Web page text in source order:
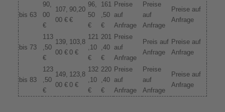
bis 63
90,
00
€
107,
00 €
90,20
€
96,
50
€
161
,50
€
Preise
auf
Anfrage
Preise
auf
Anfrage
Preise auf
Anfrage
bis 73
113
,50
€
139,
00 €
103,8
0 €
121
,10
€
201
,40
€
Preise
auf
Anfrage
Preis auf
Anfrage
Preise auf
Anfrage
bis 83
123
,50
€
149,
00 €
123,8
0 €
132
,10
€
220
,40
€
Preise
auf
Anfrage
Preise
auf
Anfrage
Preise auf
Anfrage